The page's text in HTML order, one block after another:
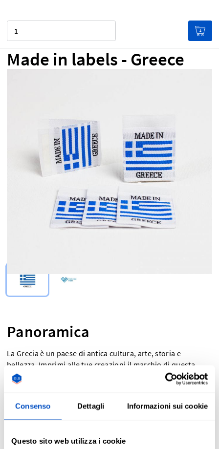
Consenso Dettagli Informazioni sui cookie
Questo sito web utilizza i cookie
Made in labels - Greece
Panoramica
La Grecia è un paese di antica cultura, arte, storia e
bellezza. Imprimi alle tue creazioni il marchio di questa
civiltà classica. Le etichette Made in Greece e quelle con la
bandiera greca sono perfette per aggiungere un tocco
orgoglio locale che se hai bisogno di specificare la
provenienza dei tuoi prodotti per motivi normativi. Le
produzione e processi di tessitura di alta qualità, con il